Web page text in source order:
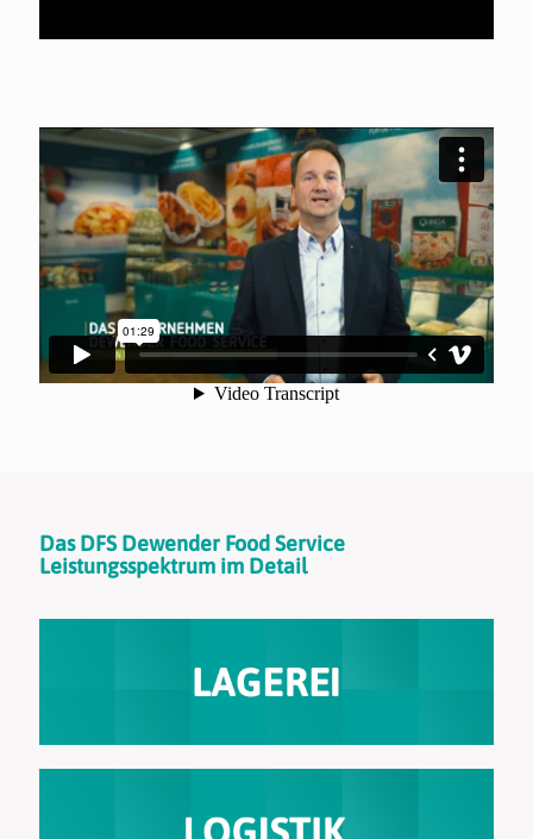
Das DFS Dewender Food Service
Leistungsspektrum im Detail